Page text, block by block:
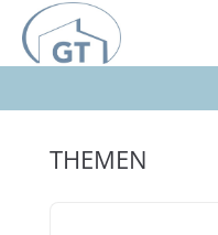
THEMEN